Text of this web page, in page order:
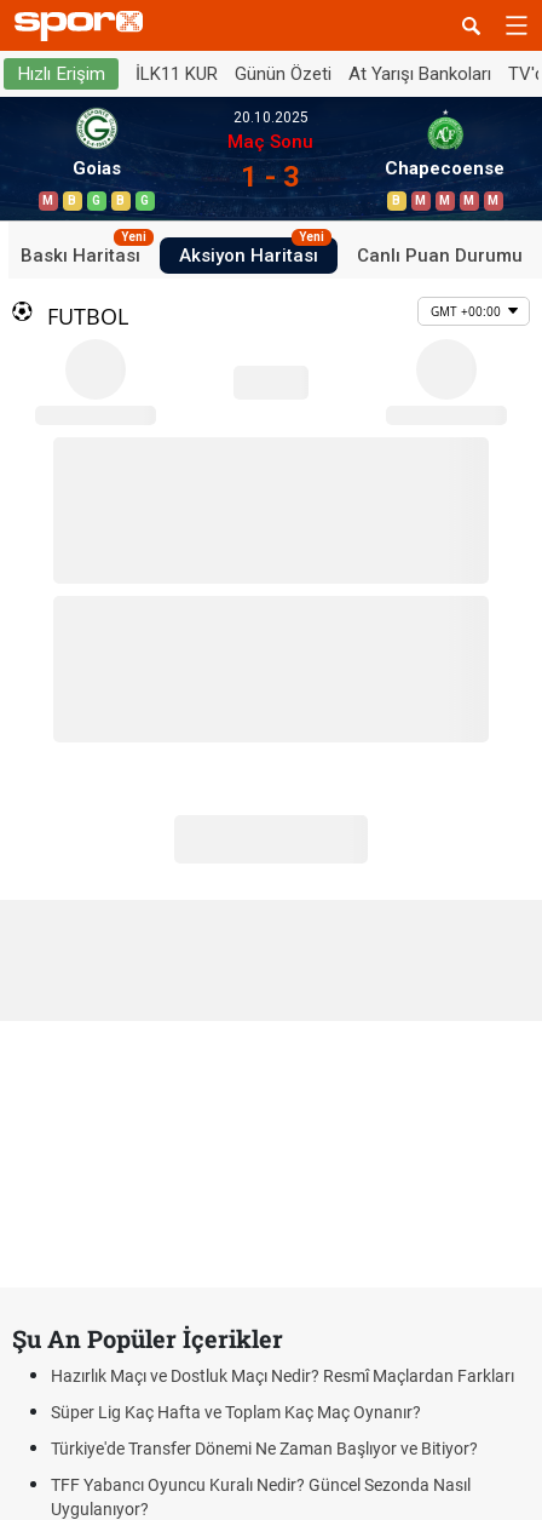
Hızlı Erişim İLK11 KUR Günün Özeti At Yarışı Bankoları
Goias
M B G B G
20.10.2025
Maç Sonu
1 - 3 Chapecoense
B M M M M
Baskı Haritası
Yeni
Aksiyon Haritası
Yeni
Canlı Puan Durumu
FUTBOL GMT +00:00
Şu An Popüler İçerikler
Hazırlık Maçı ve Dostluk Maçı Nedir? Resmî Maçlardan Farkları
Süper Lig Kaç Hafta ve Toplam Kaç Maç Oynanır?
Türkiye'de Transfer Dönemi Ne Zaman Başlıyor ve Bitiyor?
TFF Yabancı Oyuncu Kuralı Nedir? Güncel Sezonda Nasıl
Uygulanıyor?